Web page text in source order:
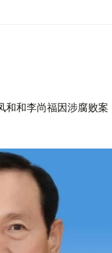
和和李尚福因涉腐败案